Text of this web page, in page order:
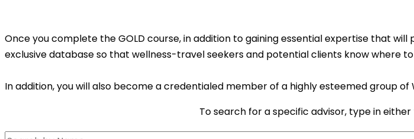
Once you complete the GOLD course, in addition to gaining essential expertise that
exclusive database so that wellness-travel seekers and potential clients know where to
In addition, you will also become a credentialed member of a highly esteemed group
To search for a specific advisor, type in